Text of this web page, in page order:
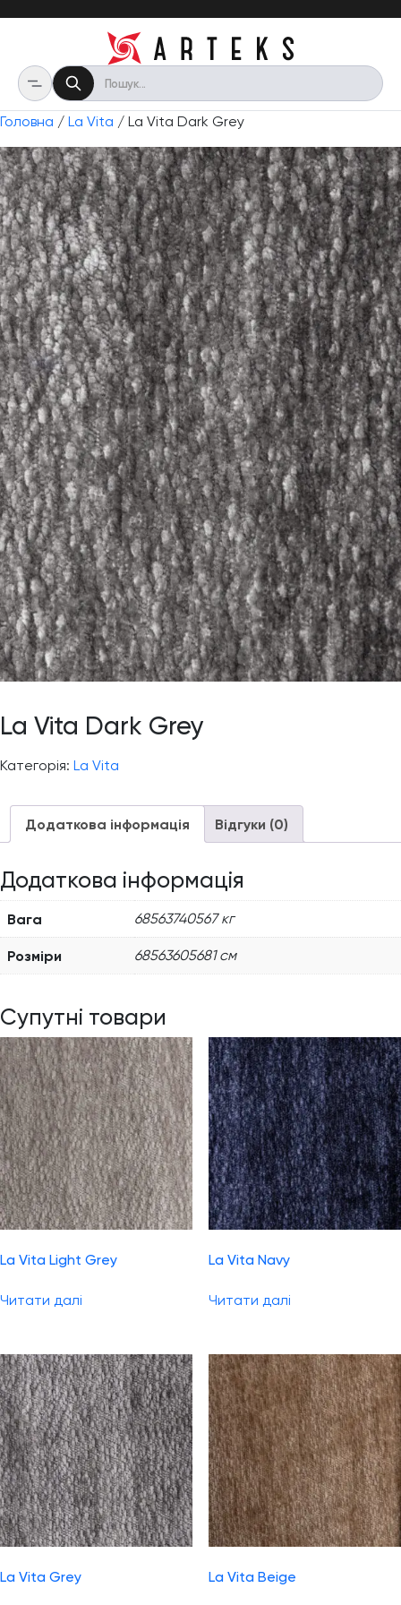
Головна / La Vita / La Vita Dark Grey
La Vita Dark Grey
Категорія: La Vita
Додаткова інформація Відгуки (0)
Додаткова інформація
Вага 68563740567 кг
Розміри 68563605681 см
Супутні товари
La Vita Light Grey
Читати далі
La Vita Navy
Читати далі
La Vita Grey La Vita Beige